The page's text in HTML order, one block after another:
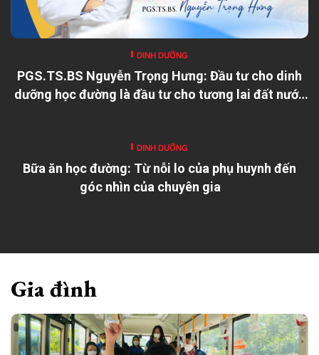
DINH DƯỠNG
PGS.TS.BS Nguyễn Trọng Hưng: Đầu tư cho dinh
dưỡng học đường là đầu tư cho tương lai đất nước
DINH DƯỠNG
Bữa ăn học đường: Từ nỗi lo của phụ huynh đến
góc nhìn của chuyên gia
Gia đình